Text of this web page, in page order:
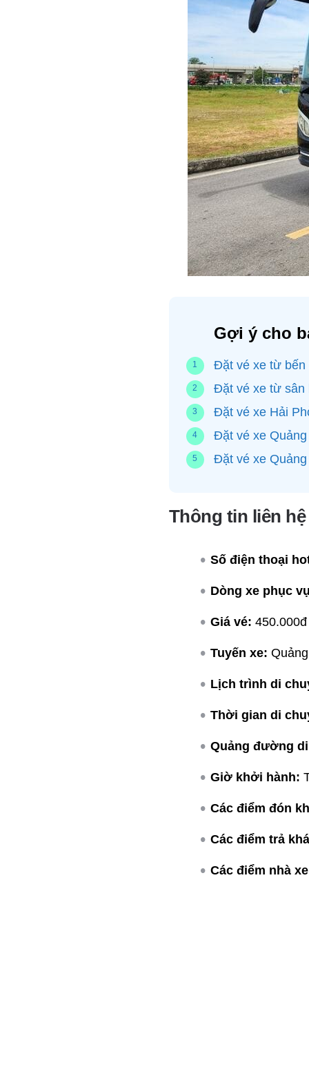
Gợi ý cho
Đặt vé xe từ bến
Đặt vé xe từ sân
Đặt vé xe Hải
Đặt vé xe
Đặt vé xe
Thông tin liên
Số điện thoại
Dòng xe phục
Giá vé:
Tuyến xe:
Lịch trình di
Thời gian di
Quảng đường
Giờ khởi hành:
Các điểm đón
Các điểm trả
Các điểm nhà